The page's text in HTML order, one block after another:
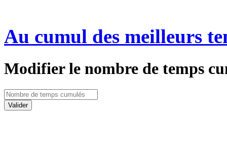
Au cumul des meilleurs
Modifier le nombre de temps
Valider